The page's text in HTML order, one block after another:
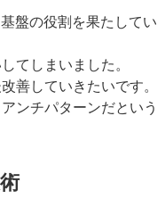
盤の役割を果たして
てしまいました。
善していきたいです。
ンチパターンだとい